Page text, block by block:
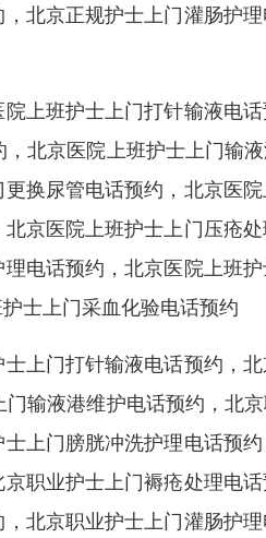
北京正规护士上门灌肠护
上班护士上门打针输液电
北京医院上班护士上门输
换尿管电话预约，北京医
京医院上班护士上门压疮
电话预约，北京医院上班
士上门采血化验电话预约
上门打针输液电话预约，
输液港维护电话预约，北
上门膀胱冲洗护理电话预
职业护士上门褥疮处理电
北京职业护士上门灌肠护